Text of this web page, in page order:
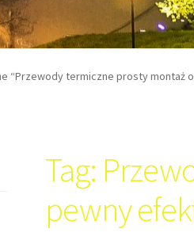
“Przewody termiczne prosty montaż
Tag:
pewny